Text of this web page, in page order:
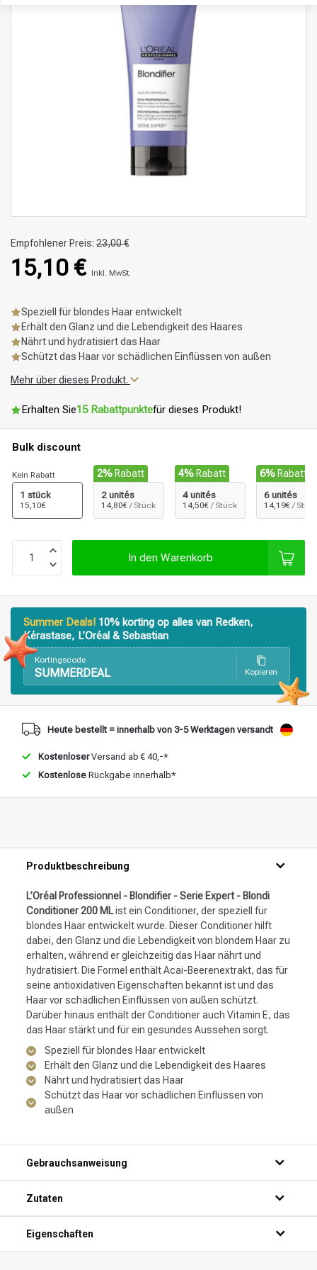
Stylingprodukte Haarfärbung
Empfohlener Preis: 23,00 €
15,10 € Inkl. MwSt.
Speziell für blondes Haar entwickelt
Erhält den Glanz und die Lebendigkeit des Haares
Nährt und hydratisiert das Haar
Schützt das Haar vor schädlichen Einflüssen von außen
Mehr über dieses Produkt.
Erhalten Sie15 Rabattpunktefür dieses Produkt!
Bulk discount
Kein Rabatt
1 stück
15,10€
2% Rabatt
2 unités
14,80€ / Stück
4% Rabatt
4 unités
14,50€ / Stück
6% Rabatt
6 unités
14,19€ /
In den Warenkorb
Summer Deals! 10% korting op alles van Redken,
Kérastase, L’Oréal & Sebastian
Kortingscode
SUMMERDEAL Kopieren
Heute bestellt = innerhalb von 3-5 Werktagen versandt
KostenloserVersand ab € 40,-*
Kostenlose Rückgabe innerhalb*
Produktbeschreibung
L’Oréal Professionnel - Blondifier - Serie Expert - Blondi
Conditioner 200 MList ein Conditioner, der speziell für
blondes Haar entwickelt wurde. Dieser Conditioner hilft
dabei, den Glanz und die Lebendigkeit von blondem Haar zu
erhalten, während er gleichzeitig das Haar nährt und
hydratisiert. Die Formel enthält Acai-Beerenextrakt, das für
seine antioxidativen Eigenschaften bekannt ist und das
Haar vor schädlichen Einflüssen von außen schützt.
Darüber hinaus enthält der Conditioner auch Vitamin E, das
das Haar stärkt und für ein gesundes Aussehen sorgt.
Speziell für blondes Haar entwickelt
Erhält den Glanz und die Lebendigkeit des Haares
Nährt und hydratisiert das Haar
Schützt das Haar vor schädlichen Einflüssen von
außen
Gebrauchsanweisung
Schritt 2: Trage eine kleine Menge des Produkts auf deine
Hände auf.
Schritt 3: Verteile das Produkt gleichmäßig über dein Haar,
Zutaten
Eigenschaften